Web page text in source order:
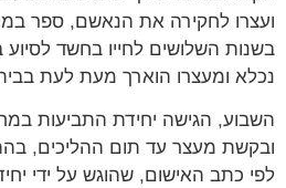
ועצרו לחקירה את הנאשם, ספר
בשנות השלושים לחייו בחשד
נכלא ומעצרו הוארך מעת לעת
השבוע, הגישה יחידת התביעות
ובקשת מעצר עד תום ההליכים,
לפי כתב האישום, שהוגש על ידי